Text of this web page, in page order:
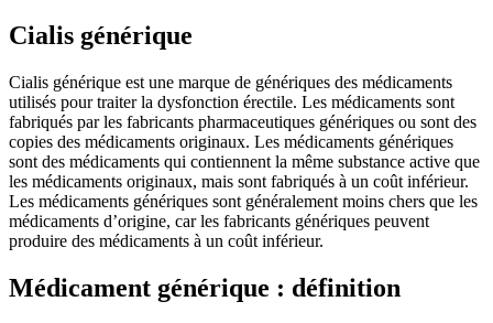
Cialis générique
Cialis générique est une marque de génériques des médicaments
utilisés pour traiter la dysfonction érectile. Les médicaments sont
fabriqués par les fabricants pharmaceutiques génériques ou sont des
copies des médicaments originaux. Les médicaments génériques
sont des médicaments qui contiennent la même substance active que
les médicaments originaux, mais sont fabriqués à un coût inférieur.
Les médicaments génériques sont généralement moins chers que les
médicaments d’origine, car les fabricants génériques peuvent
produire des médicaments à un coût inférieur.
Médicament générique : définition